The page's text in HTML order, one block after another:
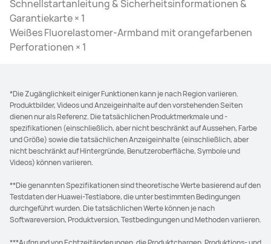
Schnellstartanleitung & Sicherheitsinformationen &
Garantiekarte × 1
Weißes Fluorelastomer-Armband mit orangefarbenen
Perforationen × 1
*Die Zugänglichkeit einiger Funktionen kann je nach Region variieren.
Produktbilder, Videos und Anzeigeinhalte auf den vorstehenden Seiten
dienen nur als Referenz. Die tatsächlichen Produktmerkmale und -
spezifikationen (einschließlich, aber nicht beschränkt auf Aussehen, Farbe
und Größe) sowie die tatsächlichen Anzeigeinhalte (einschließlich, aber
nicht beschränkt auf Hintergründe, Benutzeroberfläche, Symbole und
Videos) können variieren.
**Die genannten Spezifikationen sind theoretische Werte basierend auf den
Testdaten der Huawei-Testlabore, die unter bestimmten Bedingungen
durchgeführt wurden. Die tatsächlichen Werte können je nach
Softwareversion, Produktversion, Testbedingungen und Methoden variieren.